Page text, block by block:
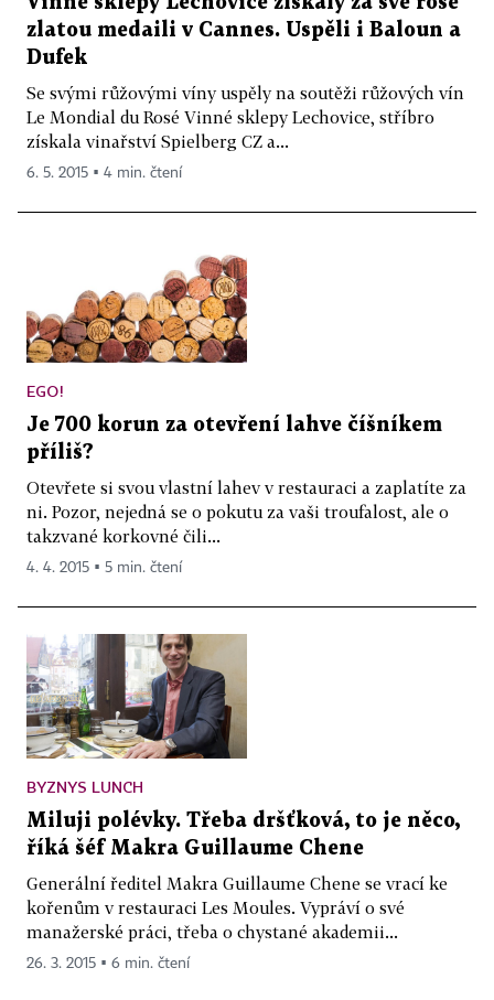
zlatou medaili v Cannes. Uspěli i Baloun a
Dufek
Se svými růžovými víny uspěly na soutěži růžových vín
Le Mondial du Rosé Vinné sklepy Lechovice, stříbro
získala vinařství Spielberg CZ a...
6. 5. 2015 ▪ 4 min. čtení
EGO!
Je 700 korun za otevření lahve číšníkem
příliš?
Otevřete si svou vlastní lahev v restauraci a zaplatíte za
ni. Pozor, nejedná se o pokutu za vaši troufalost, ale o
takzvané korkovné čili...
4. 4. 2015 ▪ 5 min. čtení
BYZNYS LUNCH
Miluji polévky. Třeba dršťková, to je něco,
říká šéf Makra Guillaume Chene
Generální ředitel Makra Guillaume Chene se vrací ke
kořenům v restauraci Les Moules. Vypráví o své
manažerské práci, třeba o chystané akademii...
26. 3. 2015 ▪ 6 min. čtení